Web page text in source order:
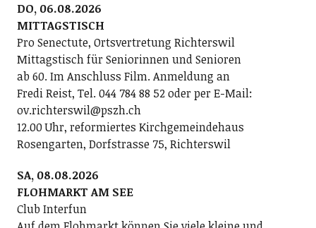
DO, 06.08.2026
MITTAGSTISCH
Pro Senectute, Ortsvertretung Richterswil
Mittagstisch für Seniorinnen und Senioren
ab 60. Im Anschluss Film. Anmeldung an
Fredi Reist, Tel. 044 784 88 52 oder per E-Mail:
ov.richterswil@pszh.ch
12.00 Uhr, reformiertes Kirchgemeindehaus
Rosengarten, Dorfstrasse 75, Richterswil
SA, 08.08.2026
FLOHMARKT AM SEE
Club Interfun